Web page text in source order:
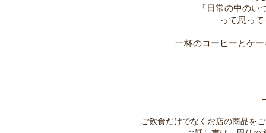
「日常の中の
って思っ
一杯のコーヒーとケ
ご飲食だけでなくお店の商品を